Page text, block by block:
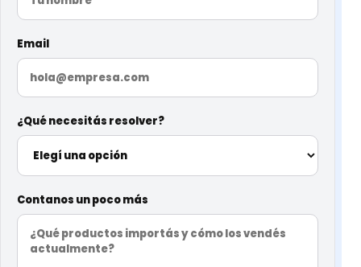
Email
¿Qué necesitás resolver?
Contanos un poco más